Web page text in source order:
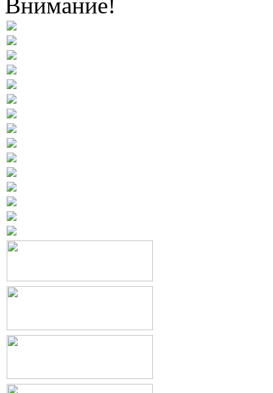
Внимание!